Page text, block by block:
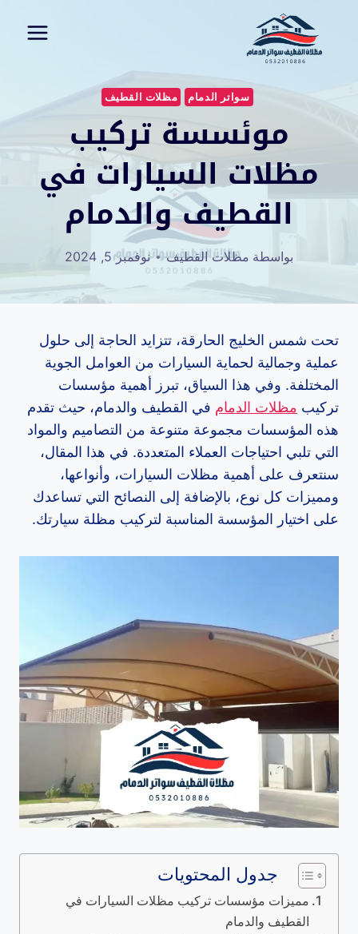
المحتوى
سواتر الدمام مظلات القطيف
موئسسة تركيب
مظلات السيارات في
القطيف والدمام
بواسطة مظلات القطيف نوفمبر 5, 2024
تحت شمس الخليج الحارقة، تتزايد الحاجة إلى حلول
عملية وجمالية لحماية السيارات من العوامل الجوية
المختلفة. وفي هذا السياق، تبرز أهمية مؤسسات
تركيب مظلات الدمام في القطيف والدمام، حيث تقدم
هذه المؤسسات مجموعة متنوعة من التصاميم والمواد
التي تلبي احتياجات العملاء المتعددة. في هذا المقال،
سنتعرف على أهمية مظلات السيارات، وأنواعها،
ومميزات كل نوع، بالإضافة إلى النصائح التي تساعدك
على اختيار المؤسسة المناسبة لتركيب مظلة سيارتك.
جدول المحتويات
مميزات مؤسسات تركيب مظلات السيارات في
القطيف والدمام